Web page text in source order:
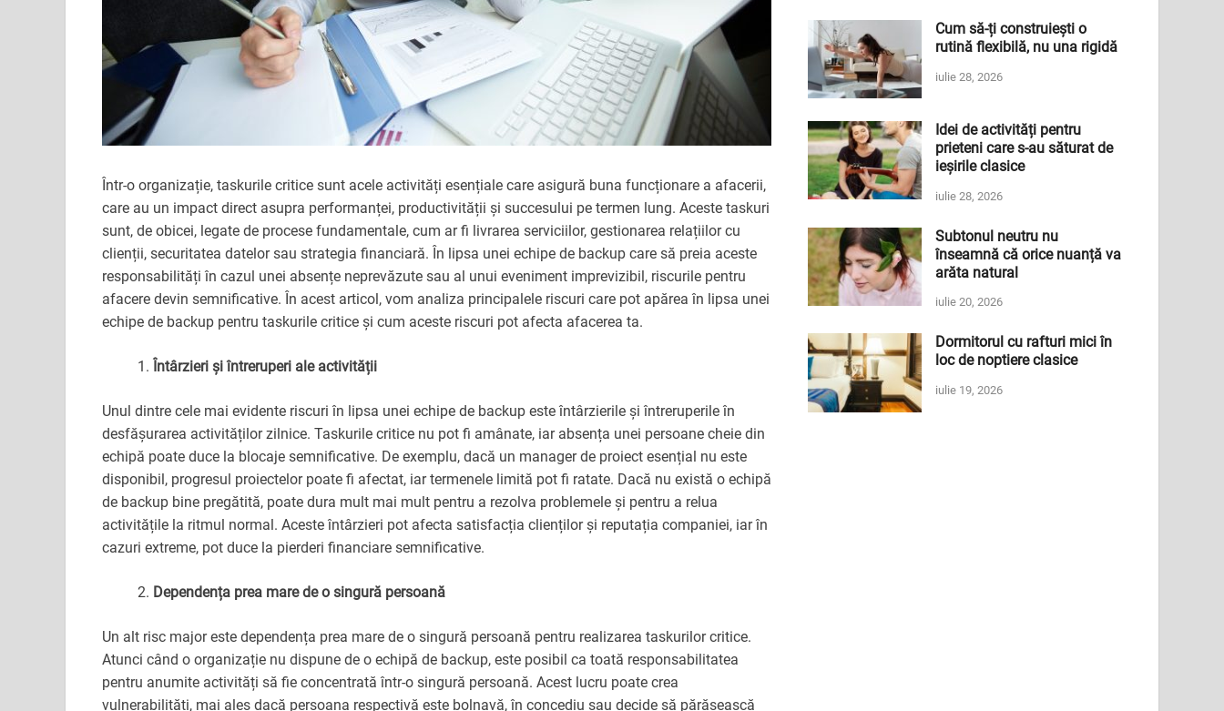
Într-o organizație, taskurile critice sunt acele activități esențiale care asigură buna funcționare a afacerii,
care au un impact direct asupra performanței, productivității și succesului pe termen lung. Aceste taskuri
sunt, de obicei, legate de procese fundamentale, cum ar fi livrarea serviciilor, gestionarea relațiilor cu
clienții, securitatea datelor sau strategia financiară. În lipsa unei echipe de backup care să preia aceste
responsabilități în cazul unei absențe neprevăzute sau al unui eveniment imprevizibil, riscurile pentru
afacere devin semnificative. În acest articol, vom analiza principalele riscuri care pot apărea în lipsa unei
echipe de backup pentru taskurile critice și cum aceste riscuri pot afecta afacerea ta.
Întârzieri și întreruperi ale activității
Unul dintre cele mai evidente riscuri în lipsa unei echipe de backup este întârzierile și întreruperile în
desfășurarea activităților zilnice. Taskurile critice nu pot fi amânate, iar absența unei persoane cheie din
echipă poate duce la blocaje semnificative. De exemplu, dacă un manager de proiect esențial nu este
disponibil, progresul proiectelor poate fi afectat, iar termenele limită pot fi ratate. Dacă nu există o echipă
de backup bine pregătită, poate dura mult mai mult pentru a rezolva problemele și pentru a relua
activitățile la ritmul normal. Aceste întârzieri pot afecta satisfacția clienților și reputația companiei, iar în
cazuri extreme, pot duce la pierderi financiare semnificative.
Dependența prea mare de o singură persoană
Un alt risc major este dependența prea mare de o singură persoană pentru realizarea taskurilor critice.
Atunci când o organizație nu dispune de o echipă de backup, este posibil ca toată responsabilitatea
pentru anumite activități să fie concentrată într-o singură persoană. Acest lucru poate crea
vulnerabilități, mai ales dacă persoana respectivă este bolnavă, în concediu sau decide să părăsească
Cum să-ți construiești o
rutină flexibilă, nu una rigidă
iulie 28, 2026
Idei de activități pentru
prieteni care s-au săturat de
ieșirile clasice
iulie 28, 2026
Subtonul neutru nu
înseamnă că orice nuanță va
arăta natural
iulie 20, 2026
Dormitorul cu rafturi mici în
loc de noptiere clasice
iulie 19, 2026